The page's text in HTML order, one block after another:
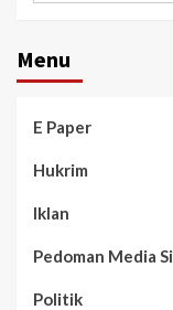
Menu
E Paper
Hukrim
Iklan
Pedoman Media
Politik